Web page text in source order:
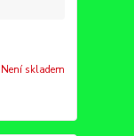
Není skladem